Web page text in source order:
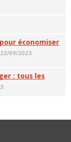
économiser
09/2023
: tous les